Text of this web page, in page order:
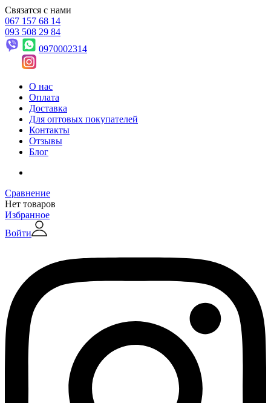
Связатся с нами
067 157 68 14
093 508 29 84
0970002314
О нас
Оплата
Доставка
Для оптовых покупателей
Контакты
Отзывы
Блог
Сравнение
Нет товаров
Избранное
Войти